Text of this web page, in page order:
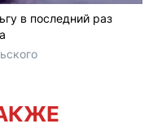
в последний раз